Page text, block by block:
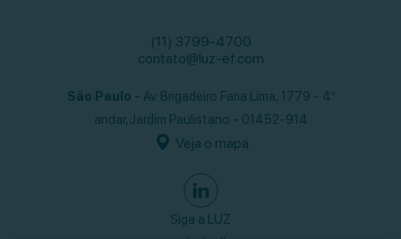
(11) 3799-4700
contato@luz-ef.com
São Paulo - Av. Brigadeiro Faria Lima, 1779 - 4º
andar,Jardim Paulistano - 01452-914
Veja o mapa
Siga a LUZ